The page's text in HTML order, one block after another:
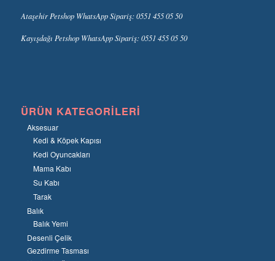
Ataşehir Petshop WhatsApp Sipariş: 0551 455 05 50
Kayışdağı Petshop WhatsApp Sipariş: 0551 455 05 50
ÜRÜN KATEGORILERI
Aksesuar
Kedi & Köpek Kapısı
Kedi Oyuncakları
Mama Kabı
Su Kabı
Tarak
Balık
Balık Yemi
Desenli Çelik
Gezdirme Tasması